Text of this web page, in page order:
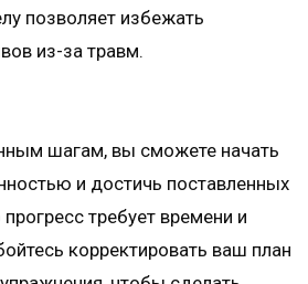
позволяет избежать
из-за травм.
шагам, вы сможете начать
и достичь поставленных
требует времени и
корректировать ваш план